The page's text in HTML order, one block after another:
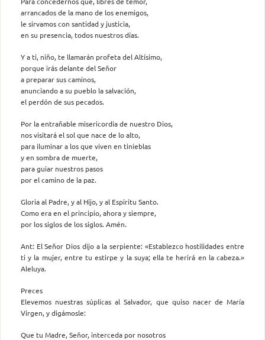
arrancados de la mano de los enemigos,
le sirvamos con santidad y justicia,
en su presencia, todos nuestros días.
Y a ti, niño, te llamarán profeta del Altísimo,
porque irás delante del Señor
a preparar sus caminos,
anunciando a su pueblo la salvación,
el perdón de sus pecados.
Por la entrañable misericordia de nuestro Dios,
nos visitará el sol que nace de lo alto,
para iluminar a los que viven en tinieblas
y en sombra de muerte,
para guiar nuestros pasos
por el camino de la paz.
Gloria al Padre, y al Hijo, y al Espíritu Santo.
Como era en el principio, ahora y siempre,
por los siglos de los siglos. Amén.
Ant: El Señor Dios dijo a la serpiente: «Establezco hostilidades entre
ti y la mujer, entre tu estirpe y la suya; ella te herirá en la cabeza.»
Aleluya.
Preces
Elevemos nuestras súplicas al Salvador, que quiso nacer de María
Virgen, y digámosle:
Que tu Madre, Señor, interceda por nosotros